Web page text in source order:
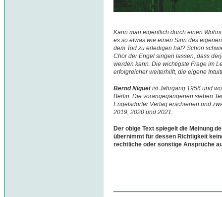
Kann man eigentlich durch einen
es so etwas wie einen Sinn des
dem Tod zu erledigen hat? Schon
Chor der Engel singen lassen, dass
werden kann. Die wichtigste Frage im
erfolgreicher weiterhilft, die eigene
Bernd Niquetist Jahrgang 1956 und
Berlin. Die vorangegangenen sieben
Engelsdorfer Verlag erschienen und
2019, 2020 und 2021.
Der obige Text spiegelt die Meinung
übernimmt für dessen Richtigkeit
rechtliche oder sonstige Ansprüche